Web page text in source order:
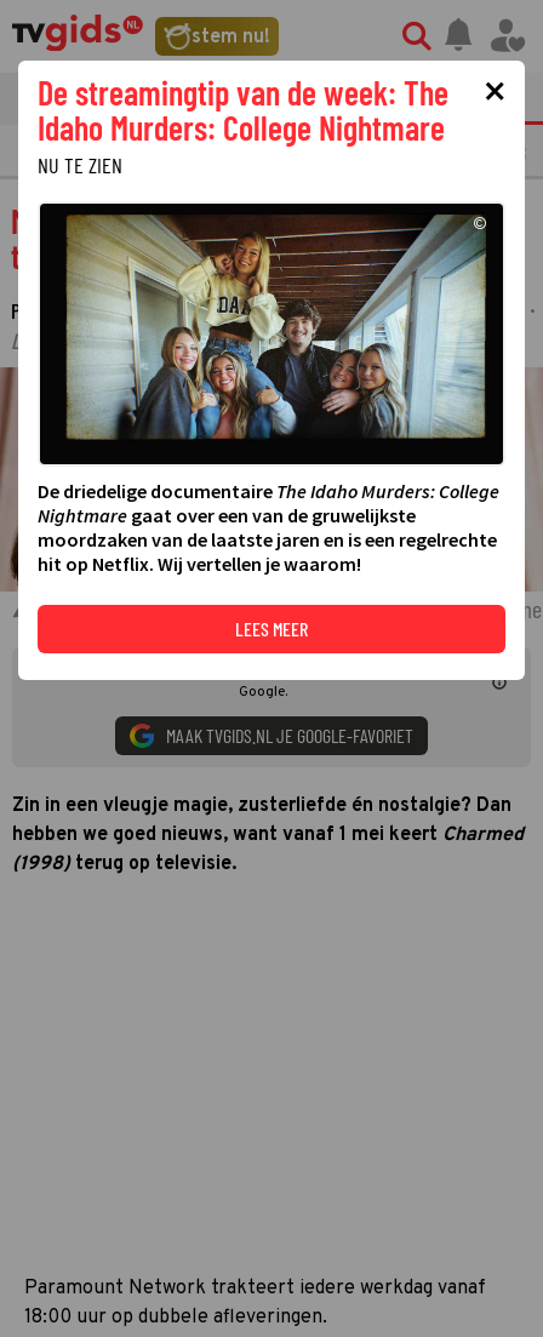
stem nu!
tvgids streaming nieuws
OPMERKELIJKE TV FRAGMENTEN
Magie op je scherm: de originele Charmed
te zien op Paramount Network
PARTNERBIJDRAGE ISM PARAMOUNT NETWORK·17 APRIL 2025 10:23 ·
LAATSTE UPDATE: 17-04-25 16:29
Holly Marie Combs, Shannen Doherty en Alyssa Milano in
Google.
MAAK TVGIDS.NL JE GOOGLE-FAVORIET
Zin in een vleugje magie, zusterliefde én nostalgie? Dan
hebben we goed nieuws, want vanaf 1 mei keert Charmed
(1998)terug op televisie.
Paramount Network trakteert iedere werkdag vanaf
18:00 uur op dubbele afleveringen.
×
De streamingtip van de week: The
Idaho Murders: College Nightmare
NU TE ZIEN
©
De driedelige documentaire The Idaho Murders: College
Nightmare gaat over een van de gruwelijkste
moordzaken van de laatste jaren en is een regelrechte
hit op Netflix. Wij vertellen je waarom!
LEES MEER